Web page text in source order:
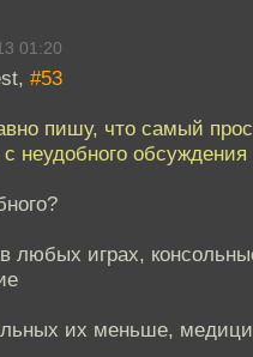
01:20
#53
пишу, что самый
с неудобного обсуждения
любых играх,
их меньше,